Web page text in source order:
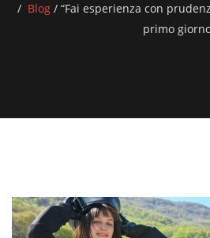
Blog /“Fai esperienza con
primo